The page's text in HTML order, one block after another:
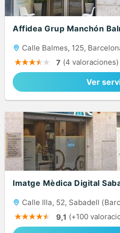
Affidea Grup Manchón
Calle Balmes, 125,
7 (4 valoraciones)
Ver
Imatge Mèdica Digital
Calle Illa, 52, Sabadell
9,1 (+100